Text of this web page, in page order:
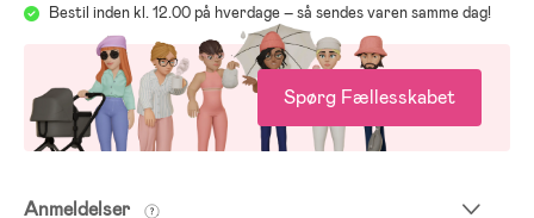
-Anbefalet alder: Fra 6 måneder til 4 år.
Klik på respektive produkter for mere information!
Testet og godkendt i henhold til Europæiske standarder: EN 1888-1,
EN 1888-2 & EN 15918.
- Testet og godkendt til brug som løbevogn i henhold til den
europæiske standard EN 1888-3
Bestil inden kl. 12.00 på hverdage – så sendes varen samme dag!
Spørg Fællesskabet
Anmeldelser